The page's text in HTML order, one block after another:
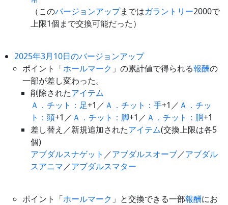
（このバージョンアップまではガラントリー2000で
上限1個まで交換可能だった）
2025年3月10日のバージョンアップ
ポイント「ホールマーク 」の累計値で得られる報酬の
一部が差し変わった。
削除されたアイテム
Ａ．チット：足+1／ Ａ．チット：手+1／ Ａ．チッ
ト：頭+1／ Ａ．チット：脚+1／ Ａ．チット：胴+1
差し替え／新規追加されたアイテム(交換上限は各5
個)
アブダルスナゲット ／アブダルスオーブ／アブダル
スアニマ／アブダルスマター
ポイント「ホールマーク 」と交換できる一部報酬にお